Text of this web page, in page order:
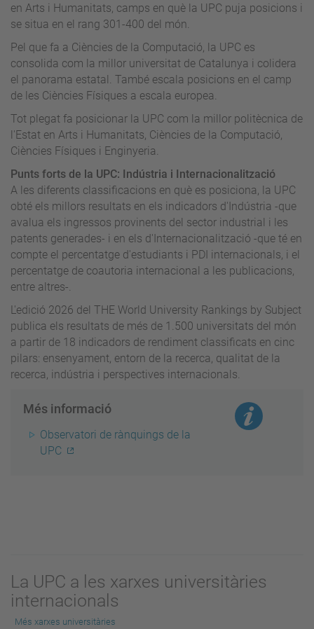
en Arts i Humanitats, camps en què la UPC puja posicions i
se situa en el rang 301-400 del món.
Pel que fa a Ciències de la Computació, la UPC es
consolida com la millor universitat de Catalunya i colidera
el panorama estatal. També escala posicions en el camp
de les Ciències Físiques a escala europea.
Tot plegat fa posicionar la UPC com la millor politècnica de
l'Estat en Arts i Humanitats, Ciències de la Computació,
Ciències Físiques i Enginyeria.
Punts forts de la UPC: Indústria i Internacionalització
A les diferents classificacions en què es posiciona, la UPC
obté els millors resultats en els indicadors d'Indústria -que
avalua els ingressos provinents del sector industrial i les
patents generades- i en els d'Internacionalització -que té en
compte el percentatge d'estudiants i PDI internacionals, i el
percentatge de coautoria internacional a les publicacions,
entre altres-.
L'edició 2026 del THE World University Rankings by Subject
publica els resultats de més de 1.500 universitats del món
a partir de 18 indicadors de rendiment classificats en cinc
pilars: ensenyament, entorn de la recerca, qualitat de la
recerca, indústria i perspectives internacionals.
Més informació
Observatori de rànquings de la
UPC
La UPC a les xarxes universitàries
internacionals
Més xarxes universitàries